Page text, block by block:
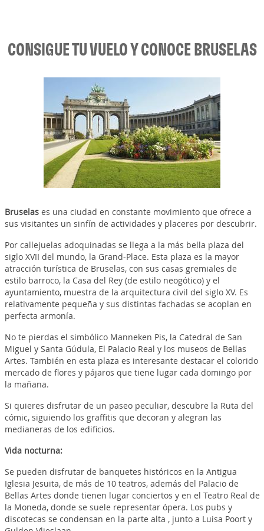
CONSIGUE TU VUELO Y CONOCE BRUSELAS
Bruselases una ciudad en constante movimiento que ofrece a
sus visitantes un sinfín de actividades y placeres por descubrir.
Por callejuelas adoquinadas se llega a la más bella plaza del
siglo XVII del mundo, la Grand-Place. Esta plaza es la mayor
atracción turística de Bruselas, con sus casas gremiales de
estilo barroco, la Casa del Rey (de estilo neogótico) y el
ayuntamiento, muestra de la arquitectura civil del siglo XV. Es
relativamente pequeña y sus distintas fachadas se acoplan en
perfecta armonía.
No te pierdas el simbólico Manneken Pis, la Catedral de San
Miguel y Santa Gúdula, El Palacio Real y los museos de Bellas
Artes. También en esta plaza es interesante destacar el colorido
mercado de flores y pájaros que tiene lugar cada domingo por
la mañana.
Si quieres disfrutar de un paseo peculiar, descubre la Ruta del
cómic, siguiendo los graffitis que decoran y alegran las
medianeras de los edificios.
Vida nocturna:
Se pueden disfrutar de banquetes históricos en la Antigua
Iglesia Jesuita, de más de 10 teatros, además del Palacio de
Bellas Artes donde tienen lugar conciertos y en el Teatro Real de
la Moneda, donde se suele representar ópera. Los pubs y
discotecas se condensan en la parte alta , junto a Luisa Poort y